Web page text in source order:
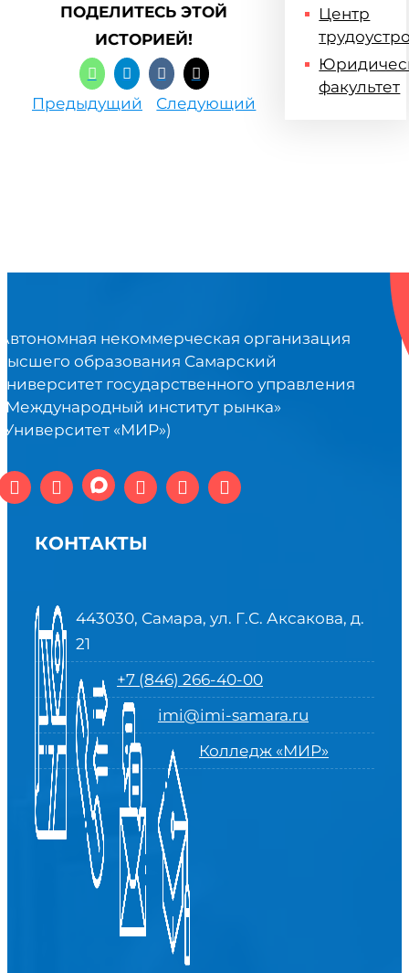
ПОДЕЛИТЕСЬ ЭТОЙ
ИСТОРИЕЙ!
Предыдущий Следующий
Центр
факультет
некоммерческая организация
образования Самарский
государственного управления
институт рынка»
«МИР»)
КОНТАКТЫ
443030, Самара, ул. Г.С. Аксакова, д.
21
+7 (846) 266-40-00
imi@imi-samara.ru
Колледж «МИР»